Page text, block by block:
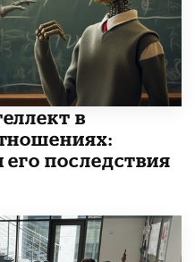
в
последствия